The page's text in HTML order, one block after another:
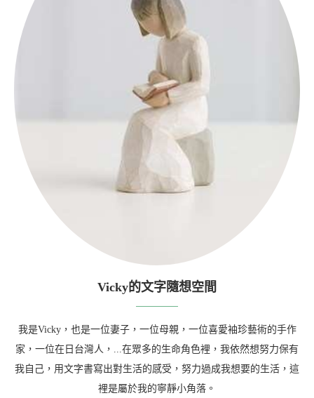
Vicky的文字隨想空間
我是Vicky，也是一位妻子，一位母親，一位喜愛袖珍藝術的手作
家，一位在日台灣人，...在眾多的生命角色裡，我依然想努力保有
我自己，用文字書寫出對生活的感受，努力過成我想要的生活，這
裡是屬於我的寧靜小角落。